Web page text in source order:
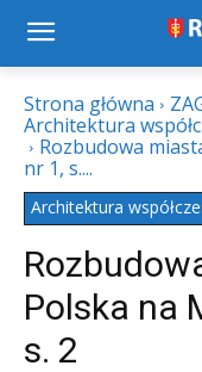
Strona główna
Architektura
Rozbudowa
nr 1, s....
Architektura
Polska na
s. 2